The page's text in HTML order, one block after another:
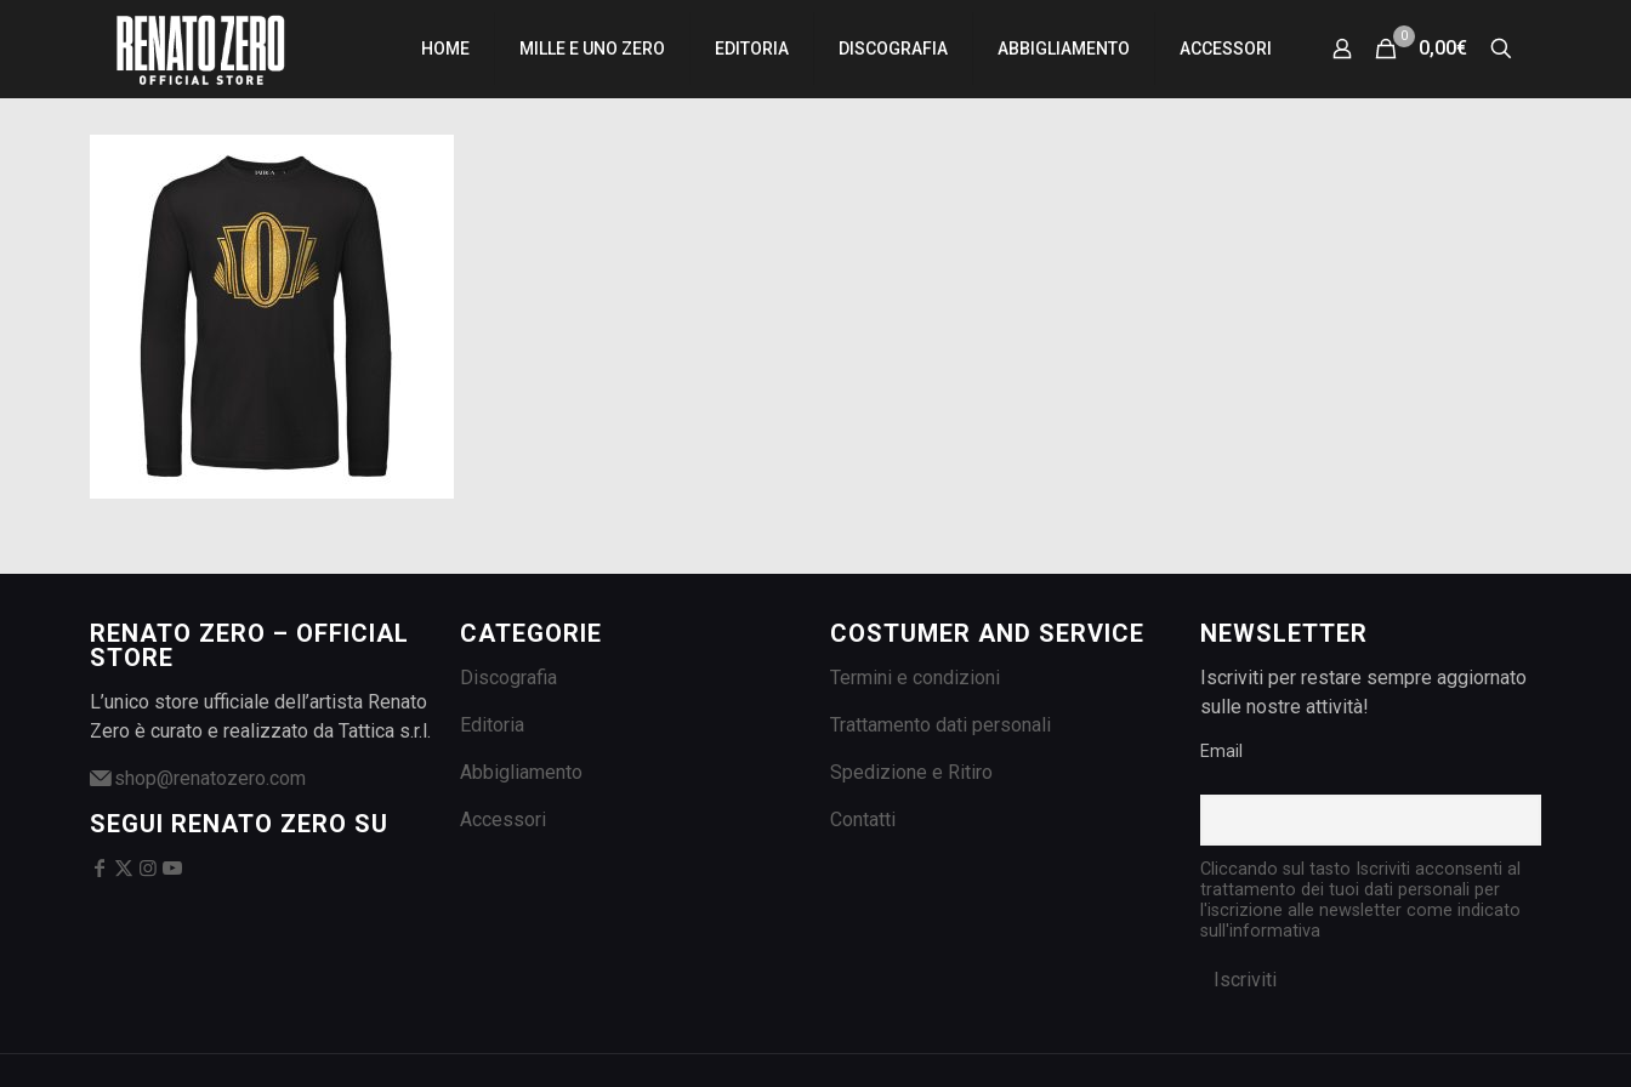
HOME MILLE E UNO ZERO EDITORIA DISCOGRAFIA ABBIGLIAMENTO ACCESSORI
0
0,00€
RENATO ZERO – OFFICIAL
STORE
L’unico store ufficiale dell’artista Renato
Zero è curato e realizzato da Tattica s.r.l.
shop@renatozero.com
SEGUI RENATO ZERO SU
CATEGORIE
Discografia
Editoria
Abbigliamento
Accessori
COSTUMER AND SERVICE
Termini e condizioni
Trattamento dati personali
Spedizione e Ritiro
Contatti
NEWSLETTER
Iscriviti per restare sempre aggiornato
sulle nostre attività!
Email
Cliccando sul tasto Iscriviti acconsenti al
trattamento dei tuoi dati personali per
l'iscrizione alle newsletter come indicato
sull'informativa